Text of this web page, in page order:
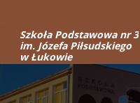
Szkoła Podstawowa nr 3
im. Józefa Piłsudskiego
w Łukowie